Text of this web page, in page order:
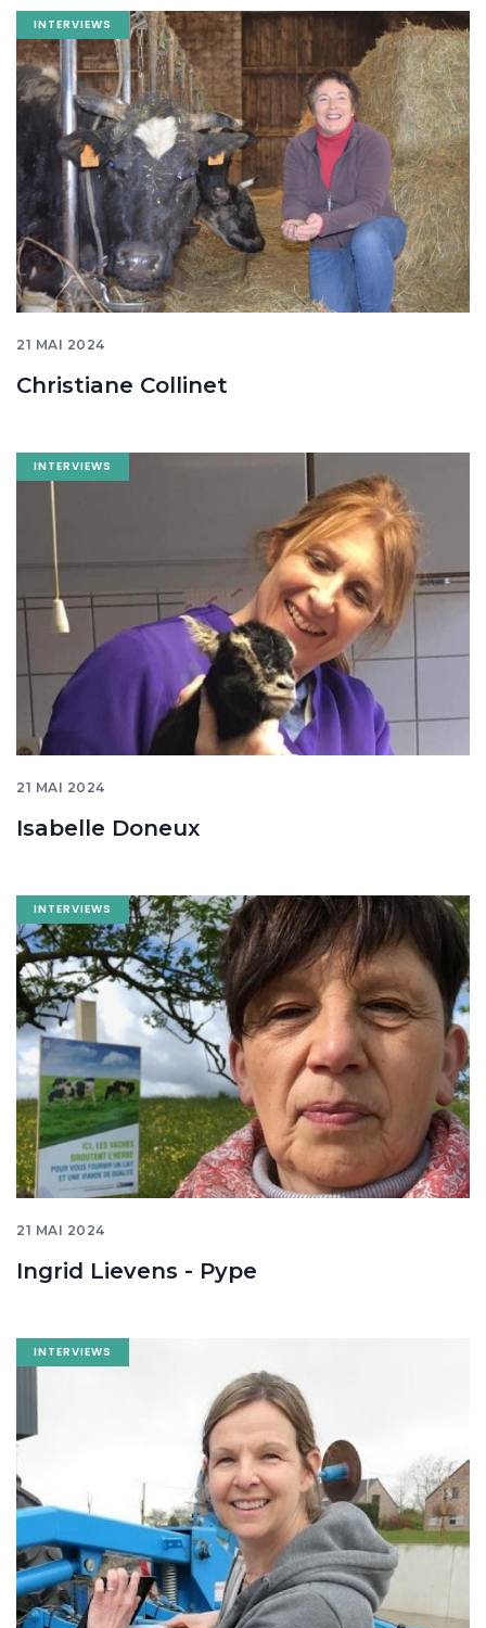
INTERVIEWS
Image
banner
21 MAI 2024
Christiane Collinet
INTERVIEWS
Image
banner
21 MAI 2024
Isabelle Doneux
INTERVIEWS
Image
banner
21 MAI 2024
Ingrid Lievens - Pype
INTERVIEWS
Image